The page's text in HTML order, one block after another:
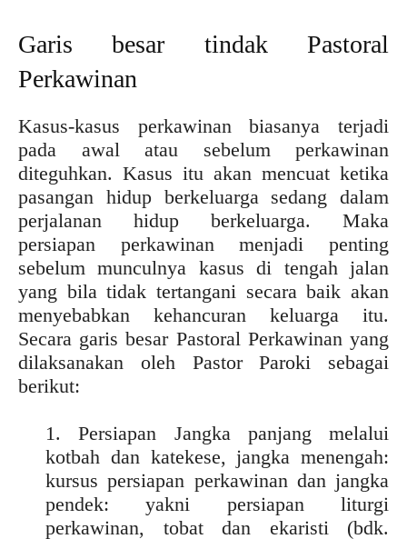
Garis besar tindak Pastoral
Perkawinan
Kasus-kasus perkawinan biasanya terjadi
pada awal atau sebelum perkawinan
diteguhkan. Kasus itu akan mencuat ketika
pasangan hidup berkeluarga sedang dalam
perjalanan hidup berkeluarga. Maka
persiapan perkawinan menjadi penting
sebelum munculnya kasus di tengah jalan
yang bila tidak tertangani secara baik akan
menyebabkan kehancuran keluarga itu.
Secara garis besar Pastoral Perkawinan yang
dilaksanakan oleh Pastor Paroki sebagai
berikut:
1. Persiapan Jangka panjang melalui
kotbah dan katekese, jangka menengah:
kursus persiapan perkawinan dan jangka
pendek: yakni persiapan liturgi
perkawinan, tobat dan ekaristi (bdk.